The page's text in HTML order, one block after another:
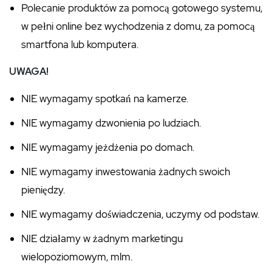
Polecanie produktów za pomocą gotowego systemu,
w pełni online bez wychodzenia z domu, za pomocą
smartfona lub komputera.
UWAGA!
NIE wymagamy spotkań na kamerze.
NIE wymagamy dzwonienia po ludziach.
NIE wymagamy jeżdżenia po domach.
NIE wymagamy inwestowania żadnych swoich
pieniędzy.
NIE wymagamy doświadczenia, uczymy od podstaw.
NIE działamy w żadnym marketingu
wielopoziomowym, mlm.